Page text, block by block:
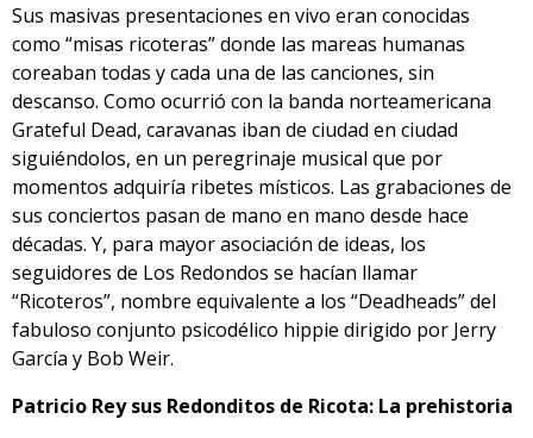
Sus masivas presentaciones en vivo eran conocidas
como “misas ricoteras” donde las mareas humanas
coreaban todas y cada una de las canciones, sin
descanso. Como ocurrió con la banda norteamericana
Grateful Dead, caravanas iban de ciudad en ciudad
siguiéndolos, en un peregrinaje musical que por
momentos adquiría ribetes místicos. Las grabaciones de
sus conciertos pasan de mano en mano desde hace
décadas. Y, para mayor asociación de ideas, los
seguidores de Los Redondos se hacían llamar
“Ricoteros”, nombre equivalente a los “Deadheads” del
fabuloso conjunto psicodélico hippie dirigido por Jerry
García y Bob Weir.
Patricio Rey sus Redonditos de Ricota: La prehistoria